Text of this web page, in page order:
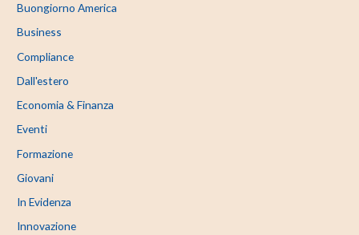
Buongiorno America
Business
Compliance
Dall'estero
Economia & Finanza
Eventi
Formazione
Giovani
In Evidenza
Innovazione